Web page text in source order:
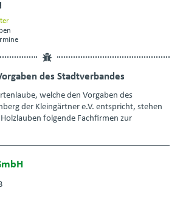
des Stadtverbandes
welche den Vorgaben des
der Kleingärtner e.V. entspricht, stehen
folgende Fachfirmen zur